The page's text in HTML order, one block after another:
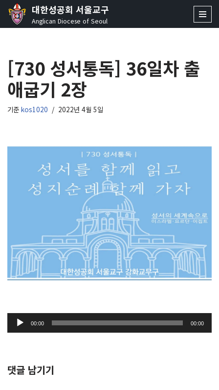
콘
로
너
뛰
기
대한성공회 서울교구
Anglican Diocese of Seoul
[730 성서통독] 36일차 출
애굽기 2장
기준 kos1020 2022년 4월 5일
레
이
00:00 00:00
댓글 남기기